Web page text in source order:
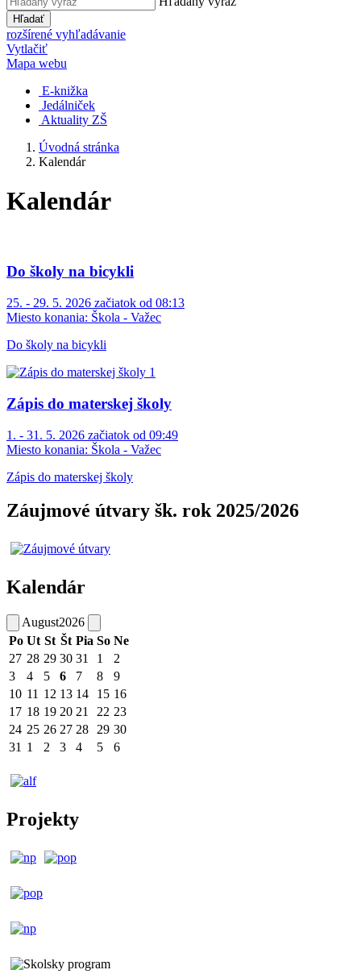
Hľadať
rozšírené vyhľadávanie
Vytlačiť
Mapa webu
E-knižka
Jedálniček
Aktuality ZŠ
Úvodná stránka
Kalendár
Kalendár
Do školy na bicykli
25. - 29. 5. 2026 začiatok od 08:13
Miesto konania: Škola - Važec
Do školy na bicykli
Zápis do materskej školy
1. - 31. 5. 2026 začiatok od 09:49
Miesto konania: Škola - Važec
Zápis do materskej školy
Záujmové útvary šk. rok 2025/2026
Kalendár
August2026
Po Ut St Št Pia So Ne
27 28 29 30 31 1
2
3
4 5 6 7 8
9
10 11 12 13 14 15 16
17 18 19 20 21 22 23
24 25 26 27 28 29 30
31 1 2 3 4 5 6
Projekty